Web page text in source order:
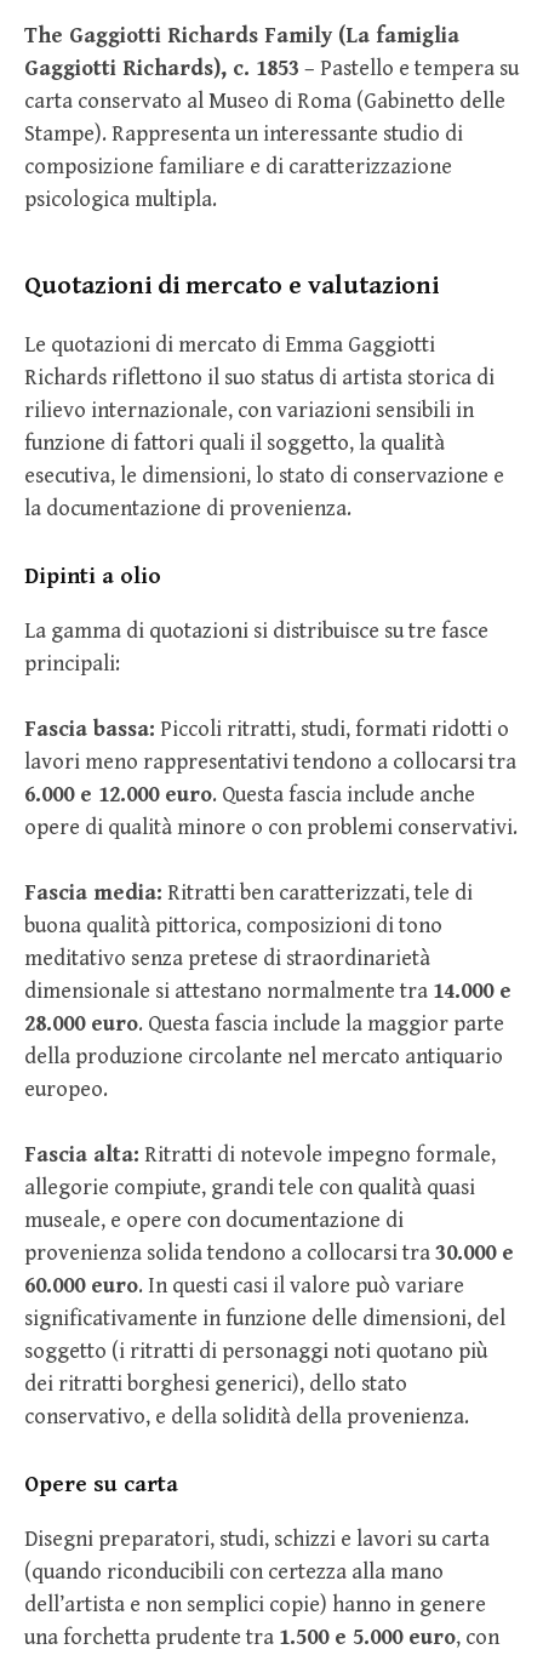
The Gaggiotti Richards Family (La famiglia
Gaggiotti Richards), c. 1853 – Pastello e tempera su
carta conservato al Museo di Roma (Gabinetto delle
Stampe). Rappresenta un interessante studio di
composizione familiare e di caratterizzazione
psicologica multipla.
Quotazioni di mercato e valutazioni
Le quotazioni di mercato di Emma Gaggiotti
Richards riflettono il suo status di artista storica di
rilievo internazionale, con variazioni sensibili in
funzione di fattori quali il soggetto, la qualità
esecutiva, le dimensioni, lo stato di conservazione e
la documentazione di provenienza.
Dipinti a olio
La gamma di quotazioni si distribuisce su tre fasce
principali:
Fascia bassa: Piccoli ritratti, studi, formati ridotti o
lavori meno rappresentativi tendono a collocarsi tra
6.000 e 12.000 euro. Questa fascia include anche
opere di qualità minore o con problemi conservativi.
Fascia media: Ritratti ben caratterizzati, tele di
buona qualità pittorica, composizioni di tono
meditativo senza pretese di straordinarietà
dimensionale si attestano normalmente tra 14.000 e
28.000 euro. Questa fascia include la maggior parte
della produzione circolante nel mercato antiquario
europeo.
Fascia alta: Ritratti di notevole impegno formale,
allegorie compiute, grandi tele con qualità quasi
museale, e opere con documentazione di
provenienza solida tendono a collocarsi tra30.000 e
60.000 euro. In questi casi il valore può variare
significativamente in funzione delle dimensioni, del
soggetto (i ritratti di personaggi noti quotano più
dei ritratti borghesi generici), dello stato
conservativo, e della solidità della provenienza.
Opere su carta
Disegni preparatori, studi, schizzi e lavori su carta
(quando riconducibili con certezza alla mano
dell’artista e non semplici copie) hanno in genere
una forchetta prudente tra 1.500 e 5.000 euro, con